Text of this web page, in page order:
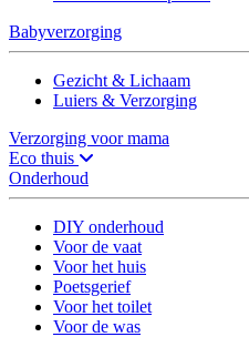
Babyverzorging
Gezicht & Lichaam
Luiers & Verzorging
Verzorging voor mama
Eco thuis
Onderhoud
DIY onderhoud
Voor de vaat
Voor het huis
Poetsgerief
Voor het toilet
Voor de was